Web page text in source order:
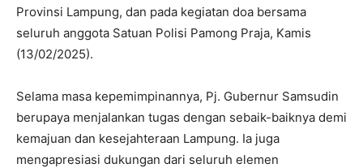
Provinsi Lampung, dan pada kegiatan doa bersama
seluruh anggota Satuan Polisi Pamong Praja, Kamis
(13/02/2025).
Selama masa kepemimpinannya, Pj. Gubernur Samsudin
berupaya menjalankan tugas dengan sebaik-baiknya demi
kemajuan dan kesejahteraan Lampung. Ia juga
mengapresiasi dukungan dari seluruh elemen